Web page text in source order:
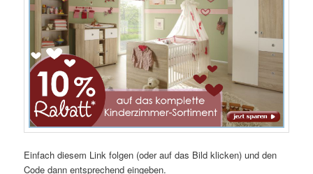
Einfach diesem Link folgen (oder auf das Bild klicken) und den
Code dann entsprechend eingeben.